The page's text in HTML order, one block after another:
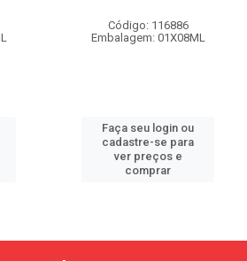
Código: 116886
Embalagem: 01X08ML
Faça seu login ou
cadastre-se para
ver preços e
comprar